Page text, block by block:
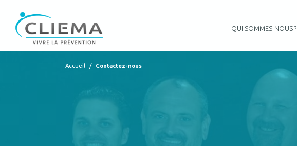
QUI SOMMES-NOUS ?
Accueil / Contactez-nous